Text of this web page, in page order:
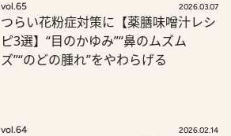
vol.65 2026.03.07
つらい花粉症対策に【薬膳味噌汁レシ
ピ3選】“目のかゆみ”“鼻のムズム
ズ”“のどの腫れ”をやわらげる
vol.64 2026.02.14